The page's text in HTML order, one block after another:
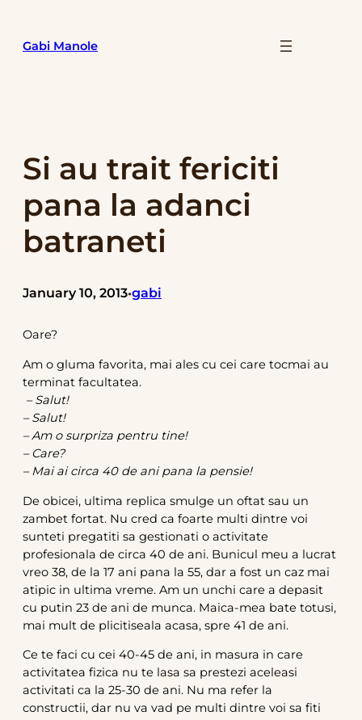
content
Gabi Manole
Si au trait fericiti
pana la adanci
batraneti
January 10, 2013•gabi
Oare?
Am o gluma favorita, mai ales cu cei care tocmai au
terminat facultatea.
– Salut!
– Salut!
– Am o surpriza pentru tine!
– Care?
– Mai ai circa 40 de ani pana la pensie!
De obicei, ultima replica smulge un oftat sau un
zambet fortat. Nu cred ca foarte multi dintre voi
sunteti pregatiti sa gestionati o activitate
profesionala de circa 40 de ani. Bunicul meu a lucrat
vreo 38, de la 17 ani pana la 55, dar a fost un caz mai
atipic in ultima vreme. Am un unchi care a depasit
cu putin 23 de ani de munca. Maica-mea bate totusi,
mai mult de plicitiseala acasa, spre 41 de ani.
Ce te faci cu cei 40-45 de ani, in masura in care
activitatea fizica nu te lasa sa prestezi aceleasi
activitati ca la 25-30 de ani. Nu ma refer la
constructii, dar nu va vad pe multi dintre voi sa fiti